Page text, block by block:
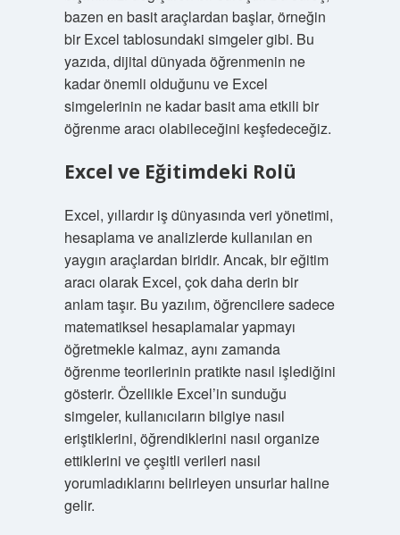
bazen en basit araçlardan başlar, örneğin
bir Excel tablosundaki simgeler gibi. Bu
yazıda, dijital dünyada öğrenmenin ne
kadar önemli olduğunu ve Excel
simgelerinin ne kadar basit ama etkili bir
öğrenme aracı olabileceğini keşfedeceğiz.
Excel ve Eğitimdeki Rolü
Excel, yıllardır iş dünyasında veri yönetimi,
hesaplama ve analizlerde kullanılan en
yaygın araçlardan biridir. Ancak, bir eğitim
aracı olarak Excel, çok daha derin bir
anlam taşır. Bu yazılım, öğrencilere sadece
matematiksel hesaplamalar yapmayı
öğretmekle kalmaz, aynı zamanda
öğrenme teorilerinin pratikte nasıl işlediğini
gösterir. Özellikle Excel’in sunduğu
simgeler, kullanıcıların bilgiye nasıl
eriştiklerini, öğrendiklerini nasıl organize
ettiklerini ve çeşitli verileri nasıl
yorumladıklarını belirleyen unsurlar haline
gelir.